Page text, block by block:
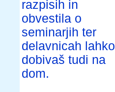
razpisih in
obvestila o
seminarjih ter
delavnicah lahko
dobivaš tudi na
dom.